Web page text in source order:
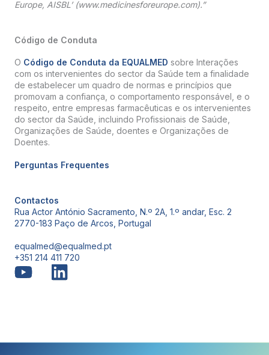
Europe, AISBL’ (www.medicinesforeurope.com).”
Código de Conduta
O Código de Conduta da EQUALMED sobre Interações
com os intervenientes do sector da Saúde tem a finalidade
de estabelecer um quadro de normas e princípios que
promovam a confiança, o comportamento responsável, e o
respeito, entre empresas farmacêuticas e os intervenientes
do sector da Saúde, incluindo Profissionais de Saúde,
Organizações de Saúde, doentes e Organizações de
Doentes.
Perguntas Frequentes
Contactos
Rua Actor António Sacramento, N.º 2A, 1.º andar, Esc. 2
2770-183 Paço de Arcos, Portugal
equalmed@equalmed.pt
+351 214 411 720